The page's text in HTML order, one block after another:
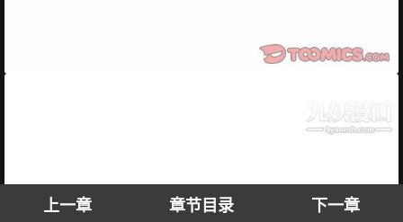
上一章 章节目录 下一章